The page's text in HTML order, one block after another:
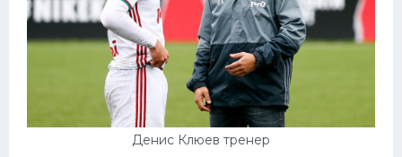
Денис Клюев тренер